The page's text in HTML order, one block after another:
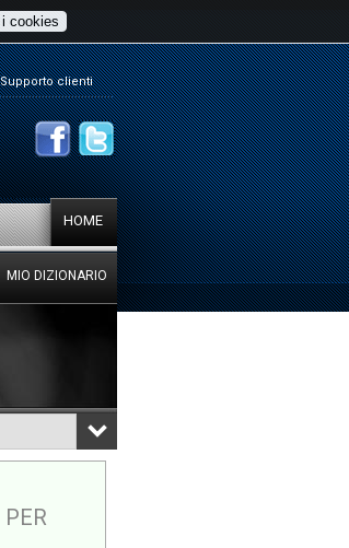
cookies
Supporto clienti
HOME
MIO DIZIONARIO
PER